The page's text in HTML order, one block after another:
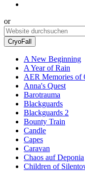
or
CryoFall
A New Beginning
A Year of Rain
AER Memories of
Anna's Quest
Barotrauma
Blackguards
Blackguards 2
Bounty Train
Candle
Capes
Caravan
Chaos auf Deponia
Children of